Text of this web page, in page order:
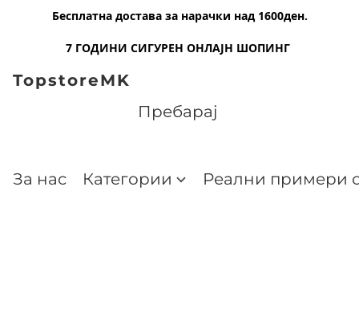
Бесплатна достава за нарачки над 1600ден.
7 ГОДИНИ СИГУРЕН ОНЛАЈН ШОПИНГ
TopstoreMK
За нас Категории Реални примери